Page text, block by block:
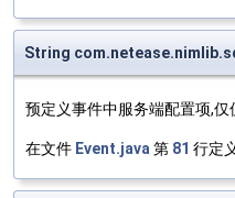
String
预定义事件中服务端配置项,仅
在文件 Event.java 第 81 行定